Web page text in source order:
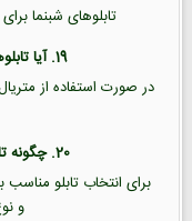
تابلوهای شبنما
19. آیا تابلوها در برابر آفتاب مقاوم هستند؟
در صورت استفاده از
20. چگونه تابلو ایمنی مناسب انتخاب کنیم؟
برای انتخاب تابلو
و